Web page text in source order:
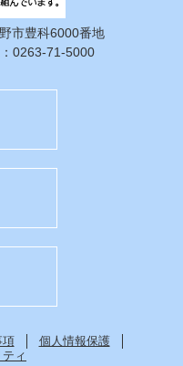
市豊科6000番地
0263-71-5000
項
個人情報保護
ィ